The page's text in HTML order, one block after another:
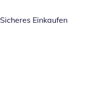
Sicheres Einkaufen